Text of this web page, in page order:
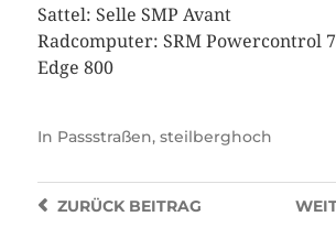
Sattel: Selle SMP Avant
Radcomputer: SRM Powercontrol
Edge 800
In Passstraßen, steilberghoch
ZURÜCKBEITRAG